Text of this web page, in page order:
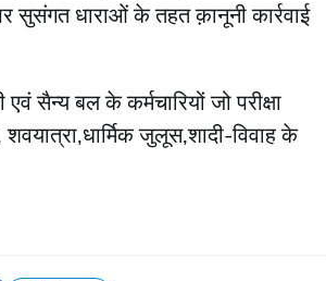
धाराओं के तहत क़ानूनी कार्रवाई
सैन्य बल के कर्मचारियों जो परीक्षा
शवयात्रा,धार्मिक जुलूस,शादी-विवाह के